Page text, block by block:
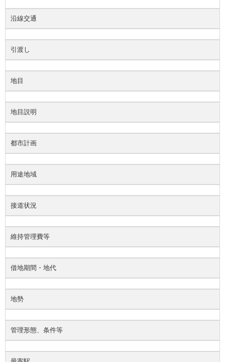
沿線交通
引渡し
地目
地目説明
都市計画
用途地域
接道状況
維持管理費等
借地期間・地代
地勢
管理形態、条件等